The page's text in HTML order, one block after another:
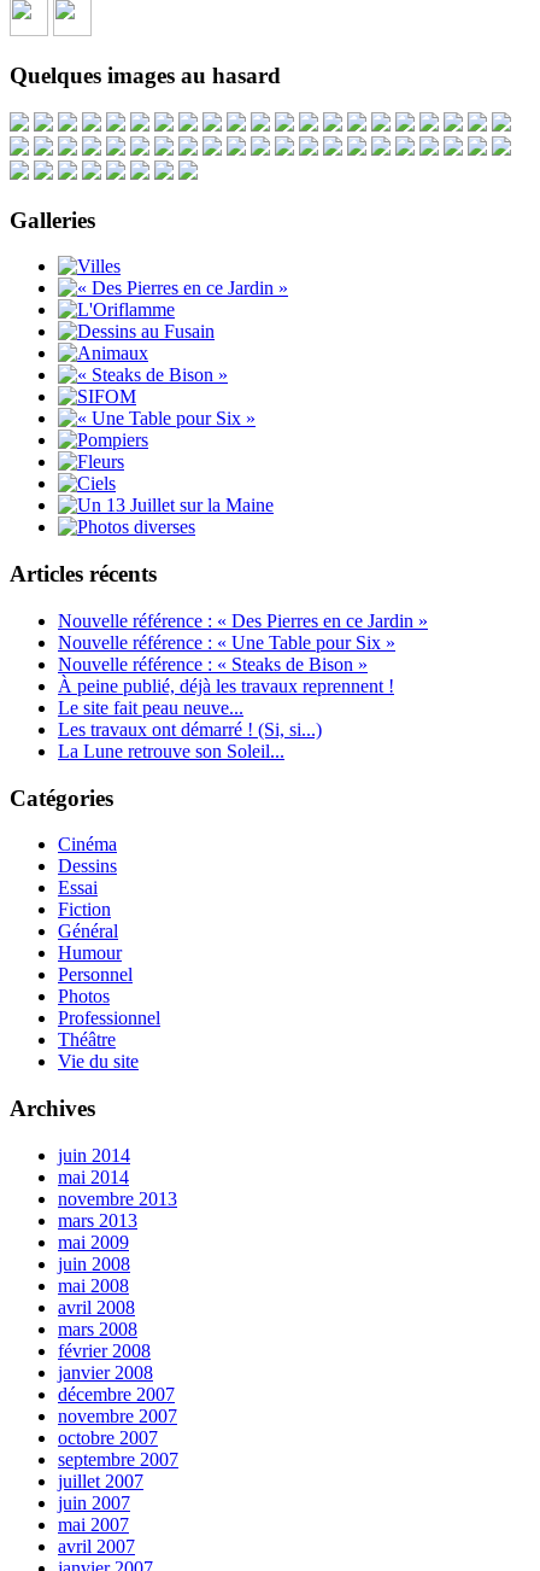
Quelques images au hasard
Galleries
Articles récents
Nouvelle référence : « Des Pierres en ce Jardin »
Nouvelle référence : « Une Table pour Six »
Nouvelle référence : « Steaks de Bison »
À peine publié, déjà les travaux reprennent !
Le site fait peau neuve...
Les travaux ont démarré ! (Si, si...)
La Lune retrouve son Soleil...
Catégories
Cinéma
Dessins
Essai
Fiction
Général
Humour
Personnel
Photos
Professionnel
Théâtre
Vie du site
Archives
juin 2014
mai 2014
novembre 2013
mars 2013
mai 2009
juin 2008
mai 2008
avril 2008
mars 2008
février 2008
janvier 2008
décembre 2007
novembre 2007
octobre 2007
septembre 2007
juillet 2007
juin 2007
mai 2007
avril 2007